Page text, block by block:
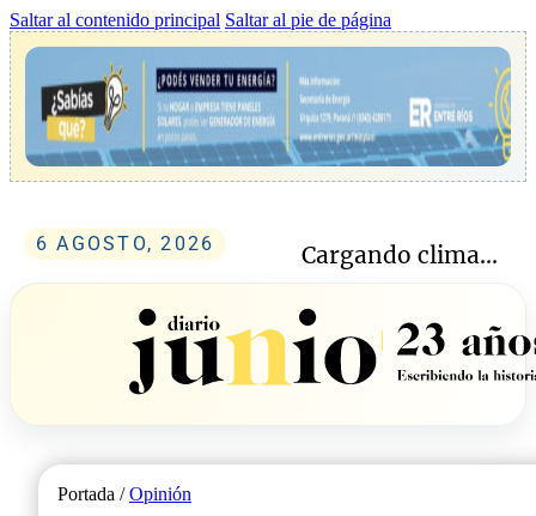
Saltar al contenido principal Saltar al pie de página
6 AGOSTO, 2026 Cargando clima...
Portada /Opinión